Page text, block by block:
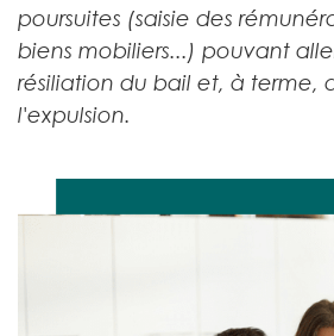
poursuites (saisie des
biens mobiliers...) pouvant
résiliation du bail et, à terme,
l'expulsion.